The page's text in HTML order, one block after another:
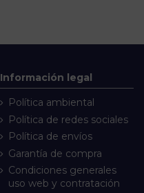
Información legal
Política ambiental
Política de redes sociales
Política de envíos
Garantía de compra
Condiciones generales
uso web y contratación